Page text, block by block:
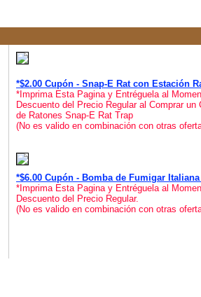
*$2.00 Cupón - Snap-E Rat con Estación
*Imprima Esta Pagina y Entréguela al
Descuento del Precio Regular al Comprar
de Ratones Snap-E Rat Trap
(No es valido en combinación con otras
*$6.00 Cupón - Bomba de Fumigar Italiana
*Imprima Esta Pagina y Entréguela al
Descuento del Precio Regular.
(No es valido en combinación con otras